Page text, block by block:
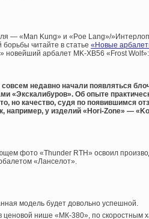
— «Man Kung» и «Poe Lang»/
читайте в статье «Новые
новейший арбалет MK-XB56 «Frost Wolf»:
недавно начали появляться
«Экскалибуров». Об опыте
но качество, судя по появившимся
например, у изделий «Hori-Zone» —
фото «Thunder RTH» освоил
«Ланселот».
модель будет довольно успешной.
ценовой нише «МК-380», по скоростным